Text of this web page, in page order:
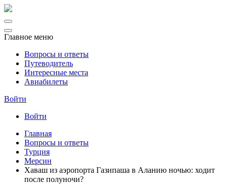
Главное меню
Вопросы и ответы
Путеводитель
Интересные места
Авиабилеты
Войти
Войти
Главная
Вопросы и ответы
Турция
Мерсин
Хаваш из аэропорта Газипаша в Аланию ночью: ходит
после полуночи?